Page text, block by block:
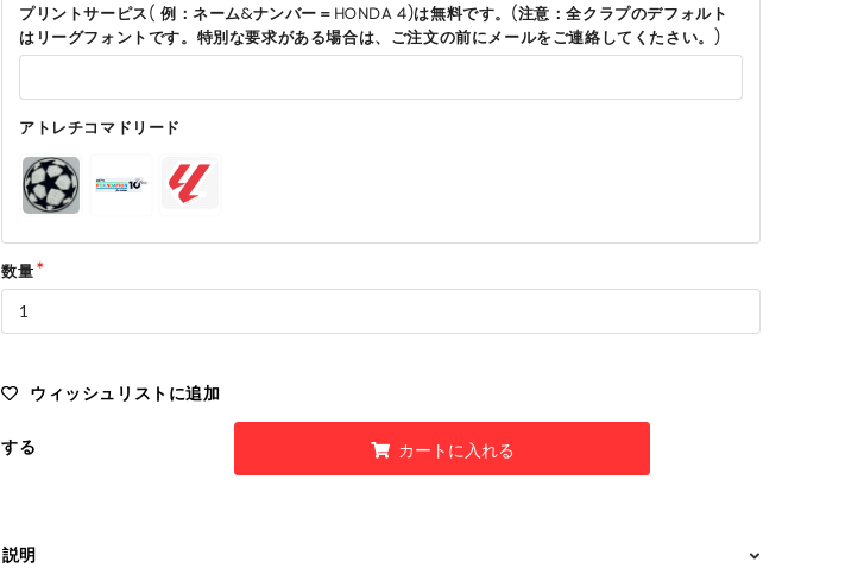
プリントサーピス( 例：ネーム&ナンバー＝HONDA 4)は無料です。(注意：全クラプのデフォルト
はリーグフォントです。特別な要求がある場合は、ご注文の前にメールをご連絡してくたさい。)
アトレチコマドリード
数量
ウィッシュリストに追加
する カートに入れる
説明